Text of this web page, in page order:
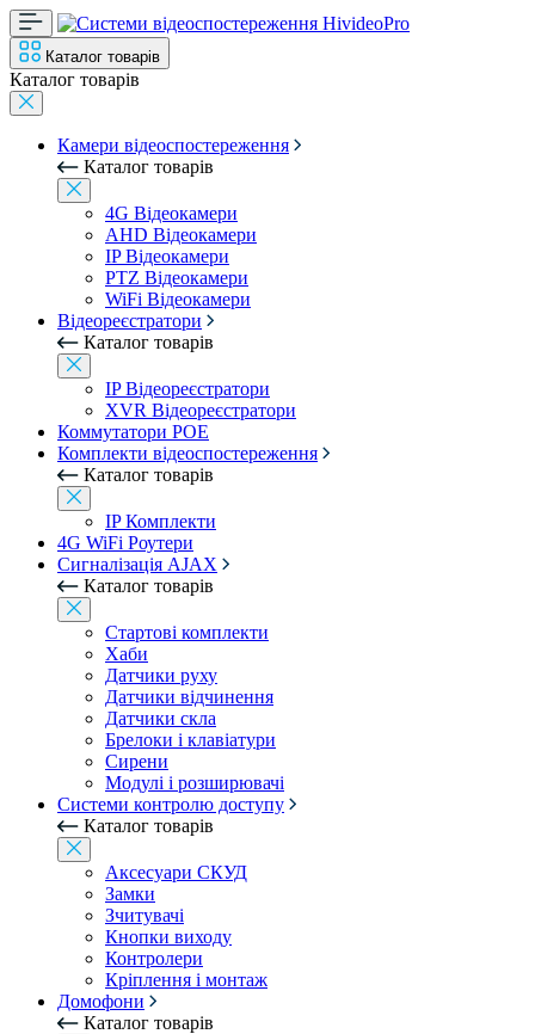
Каталог товарів
Каталог товарів
Камери відеоспостереження
Каталог товарів
4G Відеокамери
AHD Відеокамери
IP Відеокамери
PTZ Відеокамери
WiFi Відеокамери
Відеореєстратори
Каталог товарів
IP Відеореєстратори
XVR Відеореєстратори
Коммутатори POE
Комплекти відеоспостереження
Каталог товарів
IP Комплекти
4G WiFi Роутери
Сигналізація AJAX
Каталог товарів
Стартові комплекти
Хаби
Датчики руху
Датчики відчинення
Датчики скла
Брелоки і клавіатури
Сирени
Модулі і розширювачі
Системи контролю доступу
Каталог товарів
Аксесуари СКУД
Замки
Зчитувачі
Кнопки виходу
Контролери
Кріплення і монтаж
Домофони
Каталог товарів